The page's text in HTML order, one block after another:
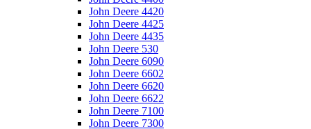
John Deere 4420
John Deere 4425
John Deere 4435
John Deere 530
John Deere 6090
John Deere 6602
John Deere 6620
John Deere 6622
John Deere 7100
John Deere 7300